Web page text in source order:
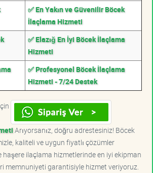
✅ En Yakın ve Güvenilir Böcek
İlaçlama Hizmeti
✅ Elazığ En İyi Böcek İlaçlama
Hizmeti
✅ Profesyonel Böcek İlaçlama
Hizmeti - 7/24 Destek
Arıyorsanız, doğru adrestesiniz! Böcek
kaliteli ve uygun fiyatlı çözümler
haşere ilaçlama hizmetlerinde en iyi ekipman
memnuniyeti garantisiyle hizmet veriyoruz.